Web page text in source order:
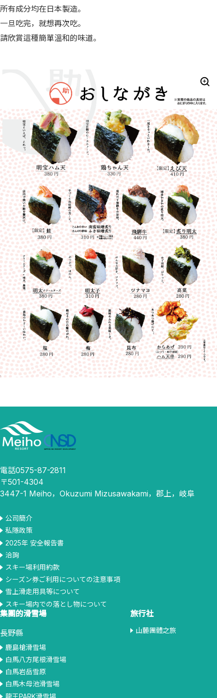
所有成分均在日本製造。
一旦吃完，就想再次吃。
請欣賞這種簡單溫和的味道。
電話0575-87-2811
〒501-4304
3447-1 Meiho，Okuzumi Mizusawakami，郡上，岐阜
公司簡介
私隱政策
2025年 安全報告書
洽詢
スキー場利用約款
シーズン券ご利用についての注意事項
雪上滑走用具等について
スキー場内での落とし物について
集團的滑雪場
長野縣
鹿島槍滑雪場
白馬八方尾根滑雪場
白馬岩岳雪原
白馬木母池滑雪場
龍王PARK滑雪場
旅行社
山麓團體之旅